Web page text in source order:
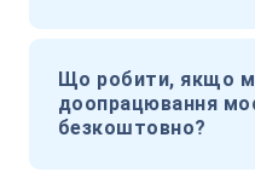
Що робити, якщо
доопрацювання
безкоштовно?